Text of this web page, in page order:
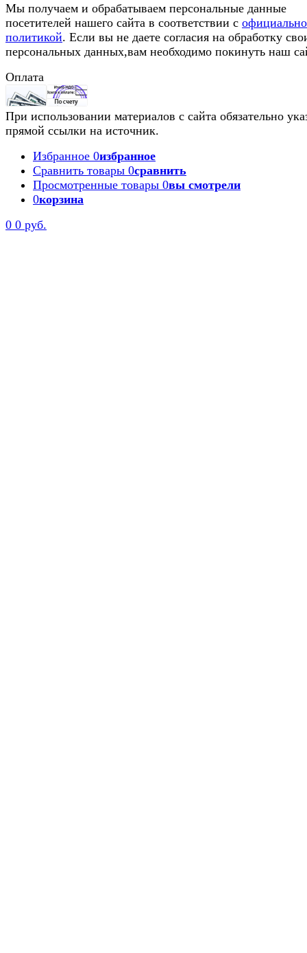
Мы получаем и обрабатываем персональные данные
посетителей нашего сайта в соответствии с
политикой. Если вы не даете согласия на обработку
персональных данных,вам необходимо покинуть наш
Оплата
При использовании материалов с сайта обязательно
прямой ссылки на источник.
Избранное 0избранное
Сравнить товары 0сравнить
Просмотренные товары 0вы смотрели
0корзина
0 0 руб.